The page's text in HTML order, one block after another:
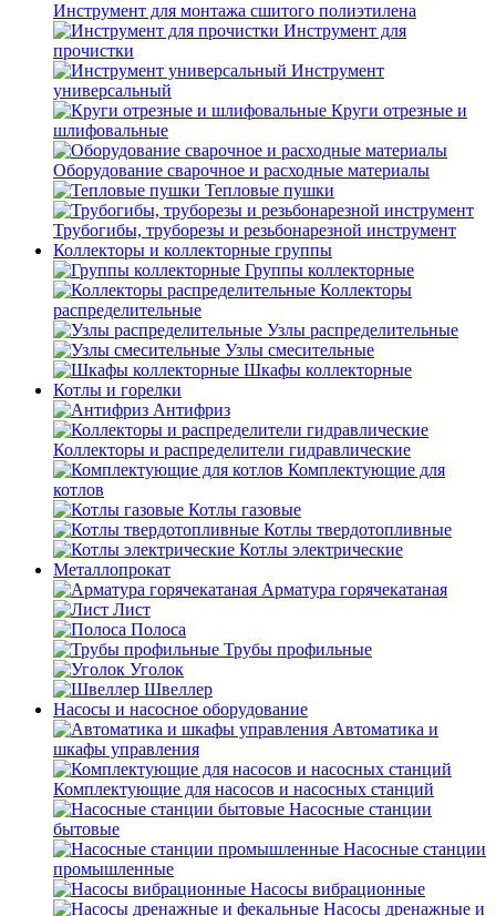
Инструмент для монтажа сшитого полиэтилена
Инструмент для
прочистки
Инструмент
универсальный
Круги отрезные и
шлифовальные
Оборудование сварочное и расходные материалы
Тепловые пушки
Трубогибы, труборезы и резьбонарезной инструмент
Коллекторы и коллекторные группы
Группы коллекторные
Коллекторы
распределительные
Узлы распределительные
Узлы смесительные
Шкафы коллекторные
Котлы и горелки
Антифриз
Коллекторы и распределители гидравлические
Комплектующие для
котлов
Котлы газовые
Котлы твердотопливные
Котлы электрические
Металлопрокат
Арматура горячекатаная
Лист
Полоса
Трубы профильные
Уголок
Швеллер
Насосы и насосное оборудование
Автоматика и
шкафы управления
Комплектующие для насосов и насосных станций
Насосные станции
бытовые
Насосные станции
промышленные
Насосы вибрационные
Насосы дренажные и